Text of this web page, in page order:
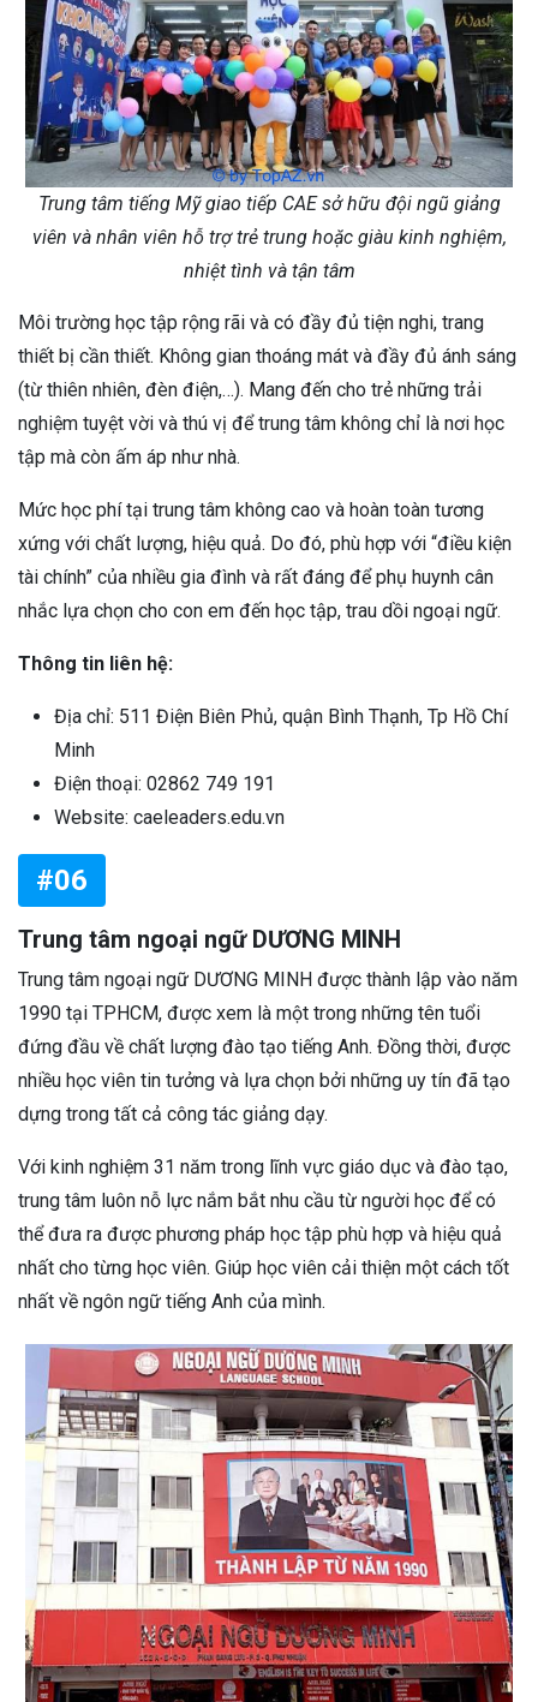
Trung tâm tiếng Mỹ giao tiếp CAE sở hữu đội ngũ giảng
viên và nhân viên hỗ trợ trẻ trung hoặc giàu kinh nghiệm,
nhiệt tình và tận tâm
Môi trường học tập rộng rãi và có đầy đủ tiện nghi, trang
thiết bị cần thiết. Không gian thoáng mát và đầy đủ ánh sáng
(từ thiên nhiên, đèn điện,…). Mang đến cho trẻ những trải
nghiệm tuyệt vời và thú vị để trung tâm không chỉ là nơi học
tập mà còn ấm áp như nhà.
Mức học phí tại trung tâm không cao và hoàn toàn tương
xứng với chất lượng, hiệu quả. Do đó, phù hợp với “điều kiện
tài chính” của nhiều gia đình và rất đáng để phụ huynh cân
nhắc lựa chọn cho con em đến học tập, trau dồi ngoại ngữ.
Thông tin liên hệ:
Địa chỉ: 511 Điện Biên Phủ, quận Bình Thạnh, Tp Hồ Chí
Minh
Điện thoại: 02862 749 191
Website: caeleaders.edu.vn
#06
Trung tâm ngoại ngữ DƯƠNG MINH
Trung tâm ngoại ngữ DƯƠNG MINH được thành lập vào năm
1990 tại TPHCM, được xem là một trong những tên tuổi
đứng đầu về chất lượng đào tạo tiếng Anh. Đồng thời, được
nhiều học viên tin tưởng và lựa chọn bởi những uy tín đã tạo
dựng trong tất cả công tác giảng dạy.
Với kinh nghiệm 31 năm trong lĩnh vực giáo dục và đào tạo,
trung tâm luôn nỗ lực nắm bắt nhu cầu từ người học để có
thể đưa ra được phương pháp học tập phù hợp và hiệu quả
nhất cho từng học viên. Giúp học viên cải thiện một cách tốt
nhất về ngôn ngữ tiếng Anh của mình.